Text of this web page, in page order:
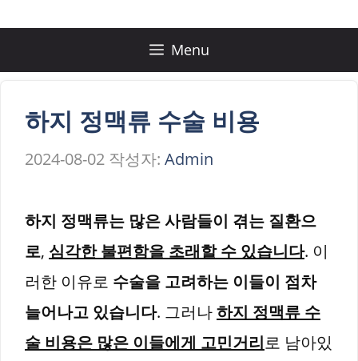
츠
Menu
하지 정맥류 수술 비용
2024-08-02 작성자: Admin
하지 정맥류는 많은 사람들이 겪는 질환으
로, 심각한 불편함을 초래할 수 있습니다. 이
러한 이유로 수술을 고려하는 이들이 점차
늘어나고 있습니다. 그러나하지 정맥류 수
술 비용은 많은 이들에게 고민거리로 남아있